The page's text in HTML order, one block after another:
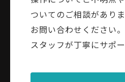
ついてのご相談があり
お問い合わせください。
スタッフが丁寧にサポ